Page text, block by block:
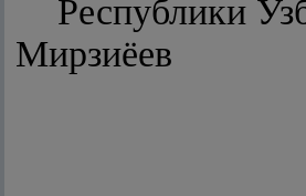
Мирзиёев